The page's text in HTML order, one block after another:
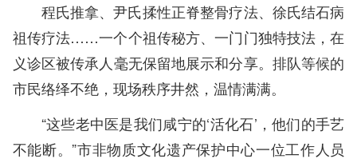
程氏推拿、尹氏揉性正脊整骨疗法、徐氏结石病
祖传疗法……一个个祖传秘方、一门门独特技法，在
义诊区被传承人毫无保留地展示和分享。排队等候的
市民络绎不绝，现场秩序井然，温情满满。
“这些老中医是我们咸宁的‘活化石’，他们的手艺
不能断。”市非物质文化遗产保护中心一位工作人员